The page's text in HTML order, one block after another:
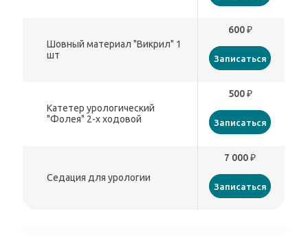
Шовный материал "Викрил" 1
шт
600 ₽
Записаться
Катетер урологический
"Фолея" 2-х ходовой
500 ₽
Записаться
Седация для урологии
7 000 ₽
Записаться